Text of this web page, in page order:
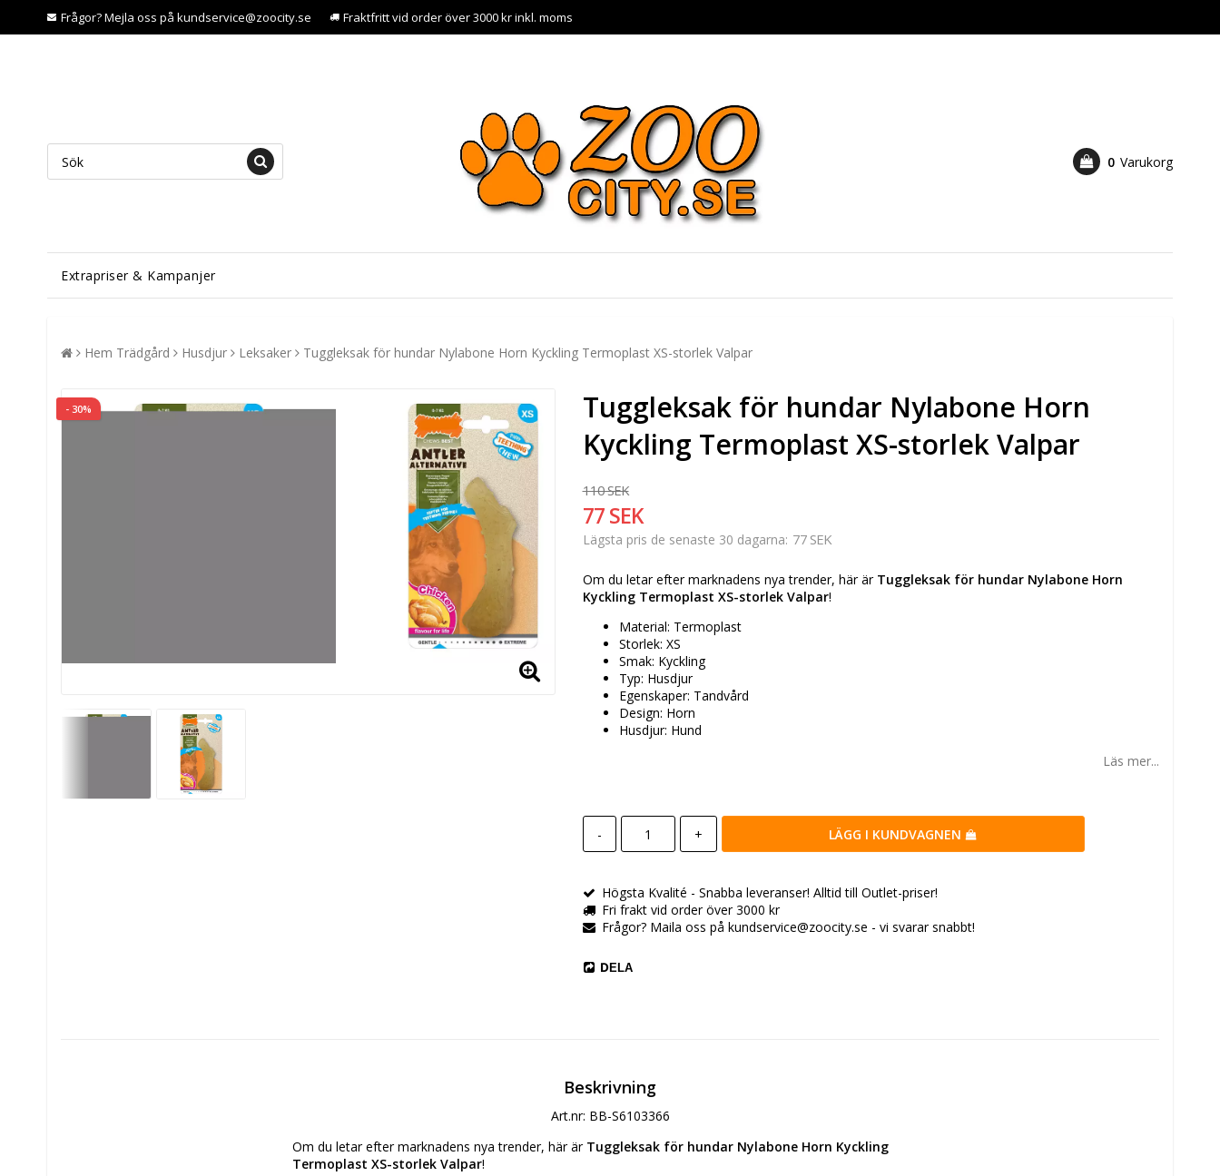
Frågor? Mejla oss på kundservice@zoocity.se Fraktfritt vid order över 3000 kr inkl. moms
0 Varukorg
Extrapriser & Kampanjer
Hem Trädgård Husdjur Leksaker Tuggleksak för hundar Nylabone Horn Kyckling Termoplast XS-storlek Valpar
- 30%
Tuggleksak för hundar Nylabone Horn
Kyckling Termoplast XS-storlek Valpar
110 SEK
77 SEK
Lägsta pris de senaste 30 dagarna 77 SEK
Om du letar efter marknadens nya trender, här är Tuggleksak för hundar Nylabone Horn
Kyckling Termoplast XS-storlek Valpar!
Material: Termoplast
Storlek: XS
Smak: Kyckling
Typ: Husdjur
Egenskaper: Tandvård
Design: Horn
Husdjur: Hund
Läs mer...
- + LÄGG I KUNDVAGNEN
Högsta Kvalité - Snabba leveranser! Alltid till Outlet-priser!
Fri frakt vid order över 3000 kr
Frågor? Maila oss på kundservice@zoocity.se - vi svarar snabbt!
DELA
Beskrivning
Art.nr: BB-S6103366
Om du letar efter marknadens nya trender, här är Tuggleksak för hundar Nylabone Horn Kyckling
Termoplast XS-storlek Valpar!